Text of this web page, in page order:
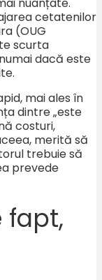
cetatenilor
(OUG
scurta
dacă este
mai ales în
dintre „este
costuri,
merită să
trebuie să
prevede
fapt,